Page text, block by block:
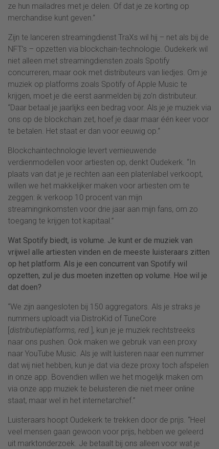
ze hun mailadres met je delen. Of dat je ze korting op
merchandise kunt geven.”
Zijn te lanceren streamingdienst TraXs wil hij – net als bij de
NFT’s – opzetten via blockchain-technologie. Oudekerk wil
niet alleen met streamingdiensten zoals Spotify
concurreren, maar ook met distributeurs van liedjes. Om je
muziek op platforms zoals Spotify of Apple Music te
krijgen, moet je die eerst aanmelden bij zo’n distributeur.
“Daar betaal je jaarlijks een bedrag voor. Als je je muziek via
ons op de blockchain zet, hoef je daar maar één keer voor
te betalen. Het staat er dan voor eeuwig op.”
Blockchaintechnologie levert vernieuwende
verdienmodellen voor artiesten op, denkt Oudekerk. “In
plaats van dat je je rechten aan een platenlabel verkoopt,
willen we het makkelijker maken voor artiesten om te
zeggen: ik verkoop 10 procent van mijn
streaminginkomsten voor drie jaar aan mijn fans, om zo
toegang te krijgen tot kapitaal.”
Wat Spotify biedt, is volume. Je kunt er de muziek van
vrijwel alle artiesten vinden en de meeste luisteraars zitten
op het platform. Als je een concurrent van Spotify wil
opzetten, zul je dus moeten inzetten op volume. Hoe wil je
dat doen?
“We zijn aangesloten bij 150 aggregators. Als je straks je
nummers uploadt via DistroKid of TuneCore
distributieplatforms, red. ], kun je je muziek rechtstreeks
naar ons pushen. Ook maken we gebruik van een proxy
naar YouTube Music. Als je wilt luisteren naar een nummer
dat wij niet hebben, kun je dat via deze proxy toch afspelen
in onze app. Bovendien willen we het mogelijk maken om
via onze app muziek te beluisteren die niet meer online
staat, maar wel in het internetarchief.”
Luisteraars hoopt Oudekerk te trekken door de prijs. “Heel
veel mensen gaan gewoon voor prijs, hebben we geleerd
uit marktonderzoek. Je betaalt bij ons alleen voor wat je